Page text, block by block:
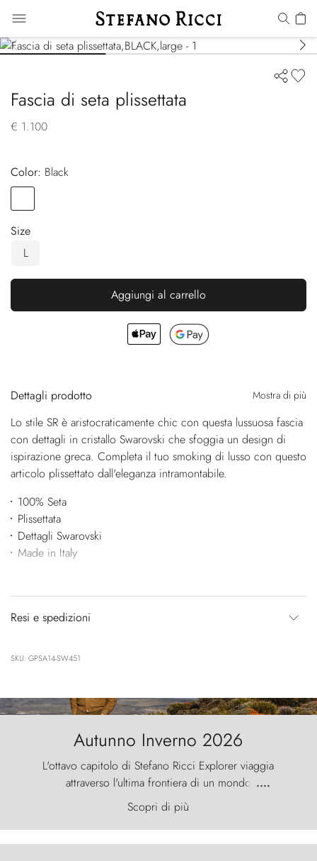
Fascia di seta plissettata
€ 1.100
Color:
black
Size
L
Aggiungi al carrello
Dettagli prodotto Mostra di più
Lo stile SR è aristocraticamente chic con questa lussuosa fascia
con dettagli in cristallo Swarovski che sfoggia un design di
ispirazione greca. Completa il tuo smoking di lusso con questo
articolo plissettato dall'eleganza intramontabile.
100% Seta
Plissettata
Dettagli Swarovski
Made in Italy
Resi e spedizioni
SKU: GPSA14-SW451
Autunno Inverno 2026
L'ottavo capitolo di Stefano Ricci Explorer viaggia
attraverso l'ultima frontiera di un mondo
primordiale, dove il vento scolpisce la natura con
furia ancestrale e le Torres del Paine sfidano il
cielo come sentinelle di pietra.
....
Scopri di più